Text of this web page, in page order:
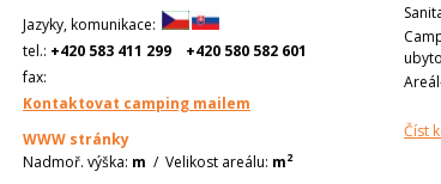
Číst
Jazyky, komunikace:
tel.: +420 583 411 299
+420 580 582 601
fax:
Kontaktovat camping mailem
WWW stránky
Nadmoř. výška: m / Velikost areálu: m2